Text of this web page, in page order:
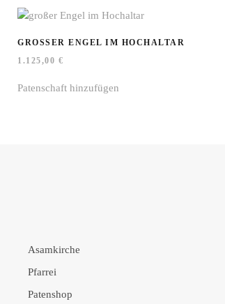
GROSSER ENGEL IM HOCHALTAR
1.125,00 €
Patenschaft hinzufügen
Asamkirche
Pfarrei
Patenshop